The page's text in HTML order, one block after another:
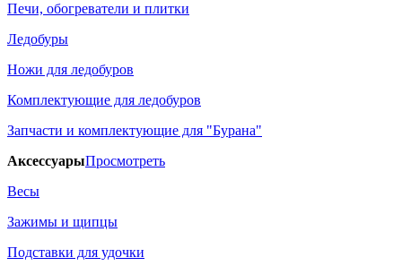
Печи, обогреватели и плитки
Ледобуры
Ножи для ледобуров
Комплектующие для ледобуров
Запчасти и комплектующие для "Бурана"
АксессуарыПросмотреть
Весы
Зажимы и щипцы
Подставки для удочки